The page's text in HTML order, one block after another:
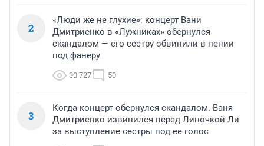
2
«Люди же не глухие»: концерт Вани
Дмитриенко в «Лужниках» обернулся
скандалом — его сестру обвинили в пении
под фанеру
30 727 50
3
Когда концерт обернулся скандалом. Ваня
Дмитриенко извинился перед Линочкой Ли
за выступление сестры под ее голос